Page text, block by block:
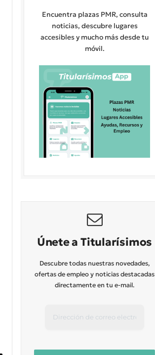
Encuentra plazas PMR, consulta
noticias, descubre lugares
accesibles y mucho más desde tu
móvil.
Únete a Titularísimos
Descubre todas nuestras novedades,
ofertas de empleo y noticias destacadas
directamente en tu e-mail.